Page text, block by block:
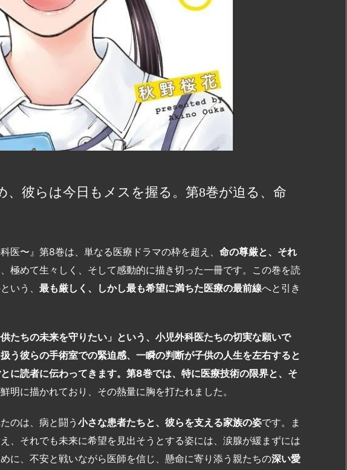
、彼らは今日もメスを握る。第8巻が迫る、命
医〜』第8巻は、単なる医療ドラマの枠を超え、 命の尊厳と、それ
極めて生々しく、そして感動的に描き切った一冊です。この巻を読
いう、 最も厳しく、しかし最も希望に満ちた医療の最前線へと引き
供たちの未来を守りたい」という、小児外科医たちの切実な願いで
う彼らの手術室での緊迫感、一瞬の判断が子供の人生を左右すると
に読者に伝わってきます。第8巻では、特に医療技術の限界と、そ
明に描かれており、その熱量に胸を打たれました。
のは、病と闘う 小さな患者たちと、彼らを支える家族の姿です。ま
、それでも未来に希望を見出そうとする姿には、涙腺が緩まずには
に、不安と戦いながら医師を信じ、懸命に寄り添う親たちの深い愛